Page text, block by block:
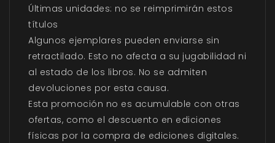
Últimas unidades: no se reimprimirán estos
títulos
Algunos ejemplares pueden enviarse sin
retractilado. Esto no afecta a su jugabilidad ni
al estado de los libros. No se admiten
devoluciones por esta causa.
Esta promoción no es acumulable con otras
ofertas, como el descuento en ediciones
físicas por la compra de ediciones digitales.